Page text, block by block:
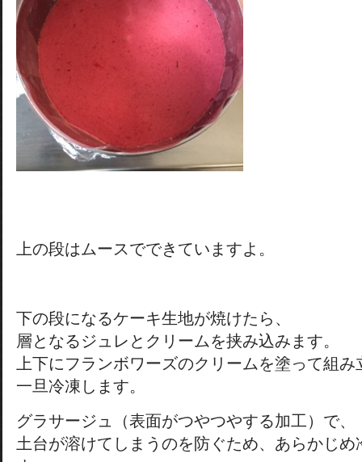
上の段はムースでできていますよ。
下の段になるケーキ生地が焼けたら、
層となるジュレとクリームを挟み込みます。
上下にフランボワーズのクリームを塗って組み
一旦冷凍します。
グラサージュ（表面がつやつやする加工）で、
土台が溶けてしまうのを防ぐため、あらかじ